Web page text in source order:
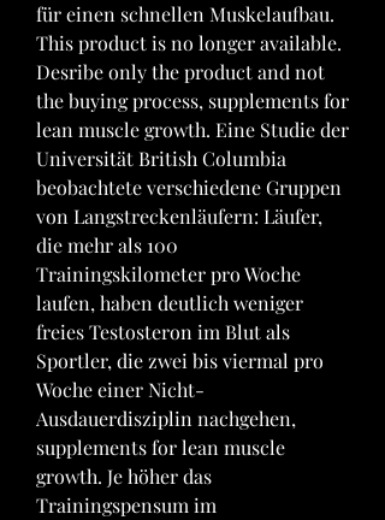
für einen schnellen Muskelaufbau.
This product is no longer available.
Desribe only the product and not
the buying process, supplements for
lean muscle growth. Eine Studie der
Universität British Columbia
beobachtete verschiedene Gruppen
von Langstreckenläufern: Läufer,
die mehr als 100
Trainingskilometer pro Woche
laufen, haben deutlich weniger
freies Testosteron im Blut als
Sportler, die zwei bis viermal pro
Woche einer Nicht-
Ausdauerdisziplin nachgehen,
supplements for lean muscle
growth. Je höher das
Trainingspensum im